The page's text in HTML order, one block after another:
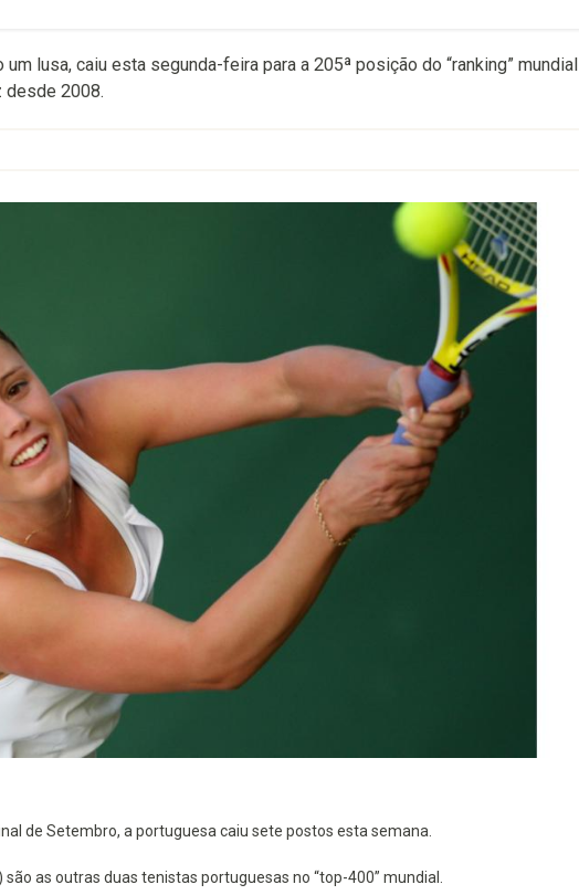
lusa, caiu esta segunda-feira para a 205ª posição do “ranking” mundial
desde 2008.
de Setembro, a portuguesa caiu sete postos esta semana.
as outras duas tenistas portuguesas no “top-400” mundial.